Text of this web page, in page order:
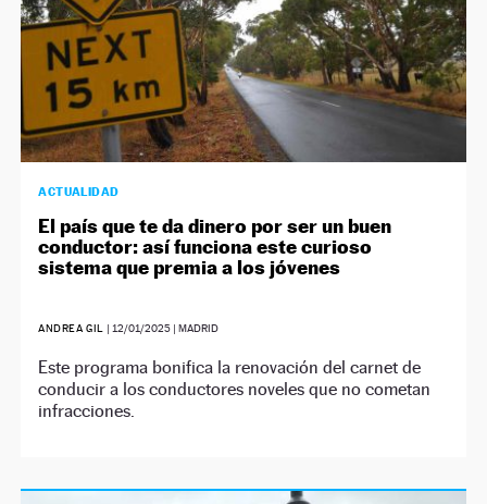
ACTUALIDAD
El país que te da dinero por ser un buen
conductor: así funciona este curioso
sistema que premia a los jóvenes
ANDREA GIL | 12/01/2025| MADRID
Este programa bonifica la renovación del carnet de
conducir a los conductores noveles que no cometan
infracciones.